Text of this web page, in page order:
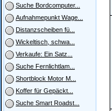
Suche Bordcomputer...
Aufnahmepunkt Wage...
Distanzscheiben fü...
Wickeltisch, schwa...
Verkaufe: Ein Satz...
Suche Fernlichtlam...
Shortblock Motor M...
Koffer für Gepäckt...
Suche Smart Roadst...